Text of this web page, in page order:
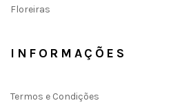
Floreiras
INFORMAÇÕES
Termos e Condições